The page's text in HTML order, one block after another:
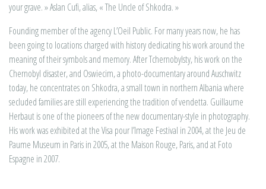
your grave. » Aslan Cufi, alias, « The Uncle of Shkodra. »
Founding member of the agency L’Oeil Public. For many years now, he has
been going to locations charged with history dedicating his work around the
meaning of their symbols and memory. After Tchernobylsty, his work on the
Chernobyl disaster, and Oswiecim, a photo-documentary around Auschwitz
today, he concentrates on Shkodra, a small town in northern Albania where
secluded families are still experiencing the tradition of vendetta. Guillaume
Herbaut is one of the pioneers of the new documentary-style in photography.
His work was exhibited at the Visa pour l’Image Festival in 2004, at the Jeu de
Paume Museum in Paris in 2005, at the Maison Rouge, Paris, and at Foto
Espagne in 2007.